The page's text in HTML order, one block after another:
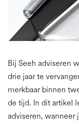
Bij Seeh adviseren
drie jaar te
merkbaar binnen
de tijd. In dit artikel
adviseren, wanneer